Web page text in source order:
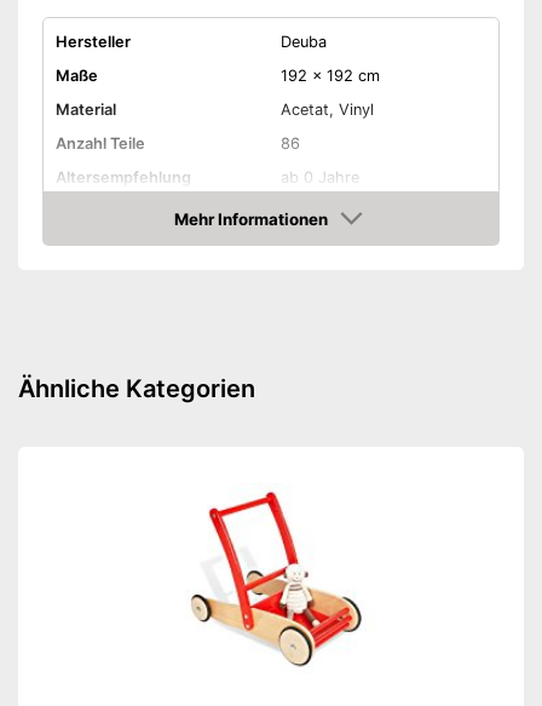
Hersteller
Deuba
Maße
192 x 192 cm
Material
Acetat, Vinyl
Anzahl Teile
86
Altersempfehlung
ab 0 Jahre
Abwaschbar
siehe Anbieter
Mehr Informationen
Amazon
Ähnliche Kategorien